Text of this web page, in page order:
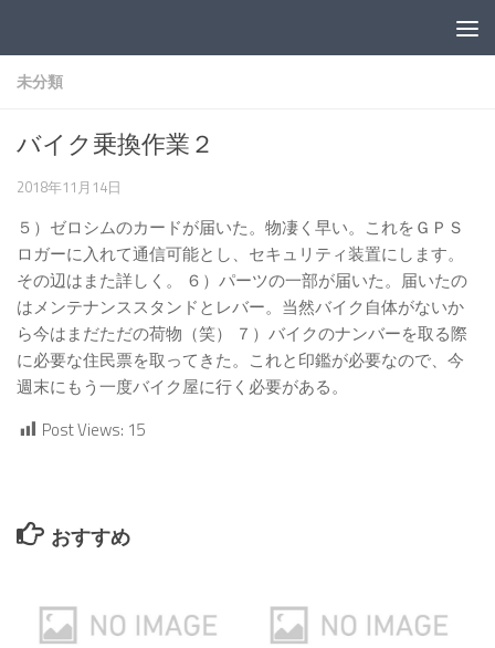
未分類
バイク乗換作業２
2018年11月14日
５）ゼロシムのカードが届いた。物凄く早い。これをＧＰＳ
ロガーに入れて通信可能とし、セキュリティ装置にします。
その辺はまた詳しく。 ６）パーツの一部が届いた。届いたの
はメンテナンススタンドとレバー。当然バイク自体がないか
ら今はまだただの荷物（笑） ７）バイクのナンバーを取る際
に必要な住民票を取ってきた。これと印鑑が必要なので、今
週末にもう一度バイク屋に行く必要がある。
Post Views: 15
おすすめ